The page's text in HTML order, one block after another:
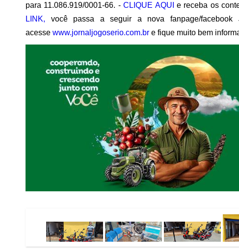
para 11.086.919/0001-66. -CLIQUE AQUI e receba os
LINK, você passa a seguir a nova fanpage/facebook
acesse www.jornaljogoserio.com.br e fique muito bem